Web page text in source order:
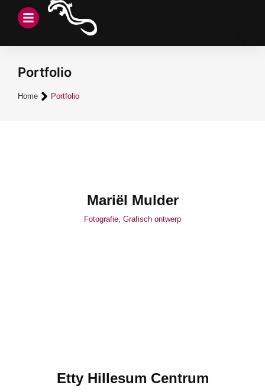
Portfolio
Je bent hier:
Home Portfolio
Mariël Mulder
Fotografie, Grafisch ontwerp
Etty Hillesum Centrum